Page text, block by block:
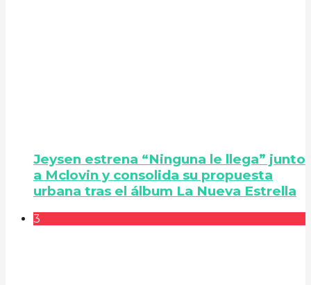
Jeysen estrena “Ninguna le llega” junto
a Mclovin y consolida su propuesta
urbana tras el álbum La Nueva Estrella
3